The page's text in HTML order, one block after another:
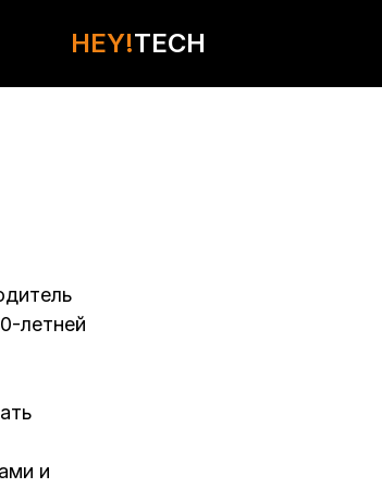
HEY!TECH
летней
и
HEY!TECH